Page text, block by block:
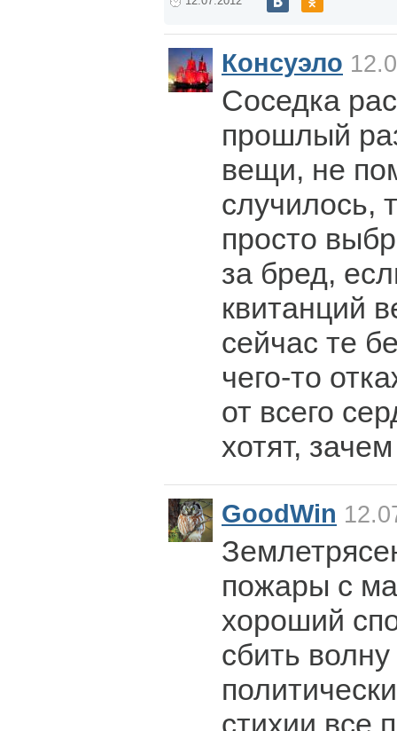
Консуэло
Соседка
прошлый
вещи, не
случилось,
просто
за бред,
квитанций
сейчас те
чего-то
от всего
хотят,
GoodWin
пожары с
хороший
сбить
стихии все